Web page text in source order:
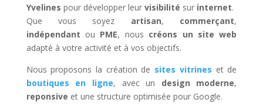
Yvelines pour développer leur visibilité sur internet.
Que vous soyez artisan, commerçant,
indépendant ou PME, nous créons un site web
adapté à votre activité et à vos objectifs.
Nous proposons la création de sites vitrines et de
boutiques en ligne, avec un design moderne,
reponsive et une structure optimisée pour Google.